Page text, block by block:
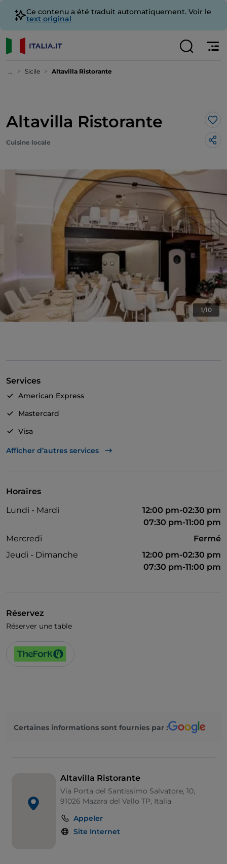
Ce contenu a été traduit automatiquement. Voir le
text original
... Sicile Altavilla Ristorante
Altavilla Ristorante
Cuisine locale
1/10
Services
American Express
Mastercard
Visa
Accès handicapés
Afficher d’autres services
Horaires
Lundi - Mardi
12:00 pm-02:30 pm
07:30 pm-11:00 pm
Mercredi
Fermé
Jeudi - Dimanche
12:00 pm-02:30 pm
07:30 pm-11:00 pm
Réservez
Réserver une table
Certaines informations sont fournies par :
Altavilla Ristorante
Via Porta del Santissimo Salvatore, 10,
91026 Mazara del Vallo TP, Italia
Appeler
Site Internet